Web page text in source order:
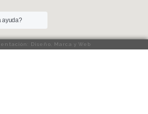
ayuda?
Diseño, Marca y Web